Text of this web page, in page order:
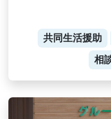
共同生活援助
相